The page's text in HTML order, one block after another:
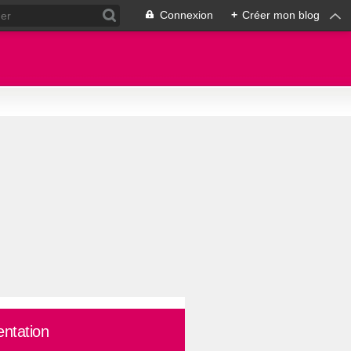
Connexion + Créer mon blog